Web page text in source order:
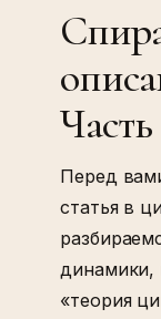
описание
уровней.
Часть
Часть
Перед
статья в
динамики,
«теория